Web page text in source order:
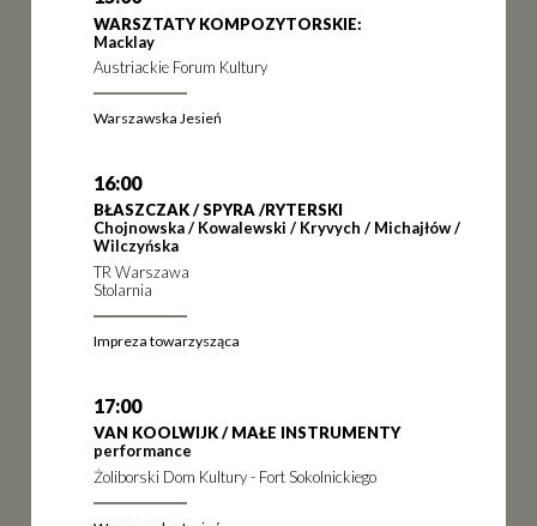
WARSZTATY KOMPOZYTORSKIE:
Macklay
Austriackie Forum Kultury
Warszawska Jesień
16:00
BŁASZCZAK / SPYRA /RYTERSKI
Chojnowska / Kowalewski / Kryvych / Michajłów /
Wilczyńska
TR Warszawa
Stolarnia
Impreza towarzysząca
17:00
VAN KOOLWIJK / MAŁE INSTRUMENTY
performance
Żoliborski Dom Kultury - Fort Sokolnickiego